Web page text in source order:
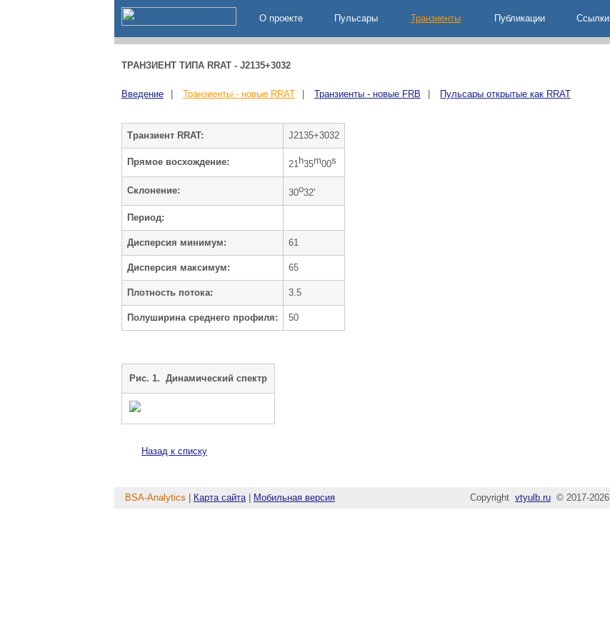
О проекте Пульсары Транзиенты Публикации Ccылки
ТРАНЗИЕНТ ТИПА RRAT - J2135+3032
Введение Транзиенты - новые RRAT Транзиенты - новые FRB Пульсары открытые как RRAT
Транзиент RRAT: J2135+3032
Прямое восхождение: 21h35m00s
Cклонение: 30o32'
Период:
Дисперсия минимум: 61
Дисперсия максимум: 65
Плотность потока: 3.5
Полуширина среднего профиля: 50
Рис. 1. Динамический спектр
Назад к списку
BSA-Analytics Карта сайта| Мобильная версия Copyright vtyulb.ru © 2017-2026